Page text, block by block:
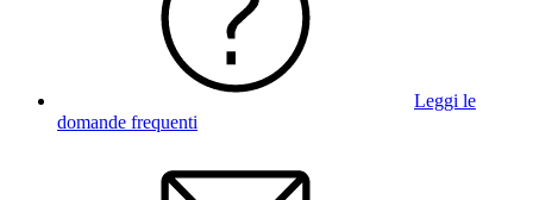
Leggi le
domande frequenti